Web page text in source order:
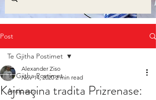
Post
Te Gjitha Postimet
Antipasta
Te Gjitha Postimet
Kajmaçina tradita Prizrenase:
Alexander Ziso
Nov 14, 2020 2 min read